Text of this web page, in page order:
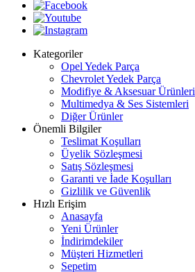
Kategoriler
Opel Yedek Parça
Chevrolet Yedek Parça
Modifiye & Aksesuar Ürünleri
Multimedya & Ses Sistemleri
Diğer Ürünler
Önemli Bilgiler
Teslimat Koşulları
Üyelik Sözleşmesi
Satış Sözleşmesi
Garanti ve İade Koşulları
Gizlilik ve Güvenlik
Hızlı Erişim
Anasayfa
Yeni Ürünler
İndirimdekiler
Müşteri Hizmetleri
Sepetim